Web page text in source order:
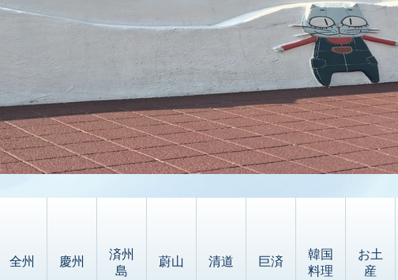
全州 慶州
済州
島
蔚山 清道 巨済
韓国
料理
お土
産